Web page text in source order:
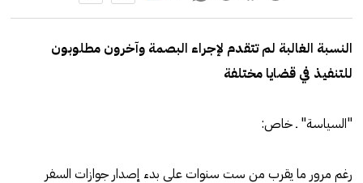
النسبة الغالبة لم تتقدم لإجراء البصمة وآخرون مطلوبون
للتنفيذ في قضايا مختلفة
"السياسة" ـ خاص:
رغم مرور ما يقرب من ست سنوات على بدء إصدار جوازات السفر